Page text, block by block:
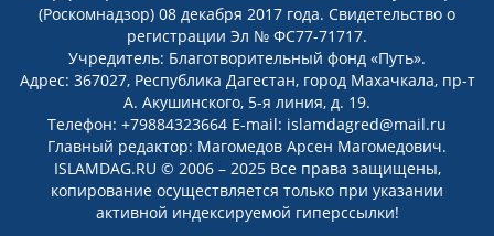
(Роскомнадзор) 08 декабря 2017 года. Свидетельство о
регистрации Эл № ФС77-71717.
Учредитель: Благотворительный фонд «Путь».
Адрес: 367027, Республика Дагестан, город Махачкала, пр-т
А. Акушинского, 5-я линия, д. 19.
Телефон: +79884323664 E-mail: islamdagred@mail.ru
Главный редактор: Магомедов Арсен Магомедович.
ISLAMDAG.RU © 2006 – 2025 Все права защищены,
копирование осуществляется только при указании
активной индексируемой гиперссылки!